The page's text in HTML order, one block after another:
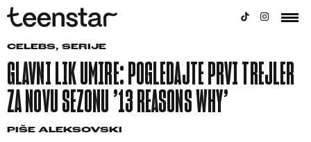
CELEBS, SERIJE
GLAVNI LIK UMIRE: POGLEDAJTE PRVI TREJLER
ZA NOVU SEZONU ’13 REASONS WHY’
PIŠE ALEKSOVSKI